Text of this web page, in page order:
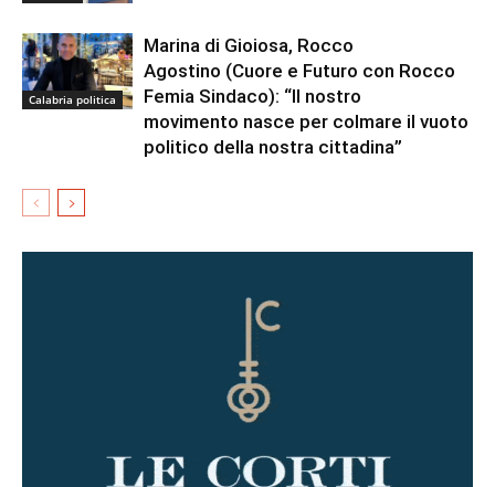
Calabria politica
Marina di Gioiosa, Rocco
Agostino (Cuore e Futuro con Rocco
Femia Sindaco): “Il nostro
movimento nasce per colmare il vuoto
politico della nostra cittadina”